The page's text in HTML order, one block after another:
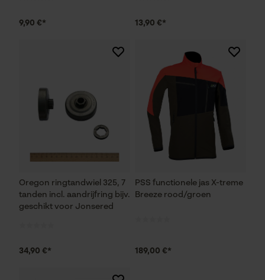
9,90 €* 13,90 €*
Oregon ringtandwiel 325, 7
tanden incl. aandrijfring bijv.
geschikt voor Jonsered
34,90 €*
PSS functionele jas X-treme
Breeze rood/groen
189,00 €*
Prestatie en functionele
Loop54 Personalization
Gepersonaliseerde homepage
Opgeslagen winkelwagen
Persoonlijke begroeting
Geo-IP en gebruikersdetectie
YouTube-video's
Google Maps
Marketing Cookies